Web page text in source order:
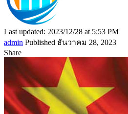
Last updated: 2023/12/28 at 5:53 PM
admin Published ธันวาคม 28, 2023
Share